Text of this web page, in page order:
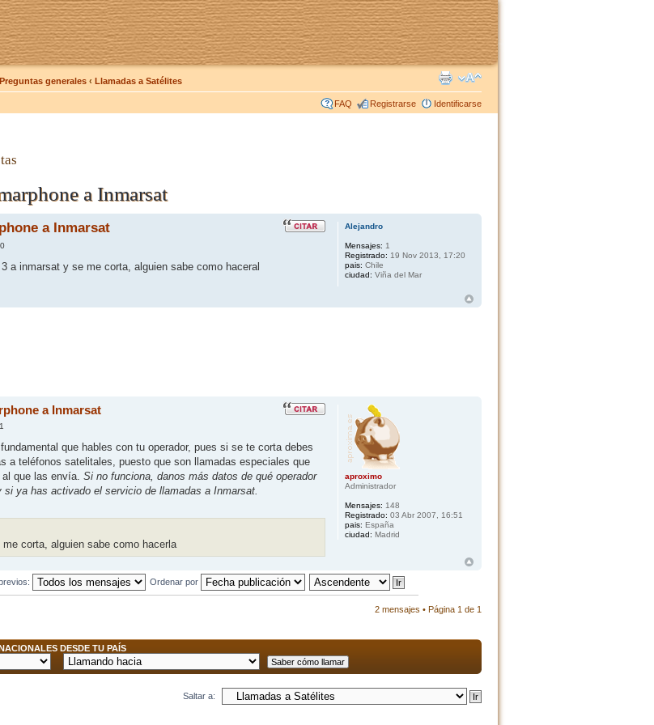
Preguntas generales ‹ Llamadas a Satélites
FAQ Registrarse Identificarse
a Inmarsat
a Inmarsat
a inmarsat y se me corta, alguien sabe como haceral
Alejandro
Mensajes: 1
Registrado: 19 Nov 2013, 17:20
pais: Chile
ciudad: Viña del Mar
a Inmarsat
que hables con tu operador, pues si se te corta debes
a teléfonos satelitales, puesto que son llamadas especiales que
que las envía. Si no funciona, danos más datos de qué operador
ya has activado el servicio de llamadas a Inmarsat.
me corta, alguien sabe como hacerla
aproximo
Administrador
Mensajes: 148
Registrado: 03 Abr 2007, 16:51
pais: España
ciudad: Madrid
Ordenar por
2 mensajes • Página 1 de 1
DESDE TU PAÍS
Saltar a: